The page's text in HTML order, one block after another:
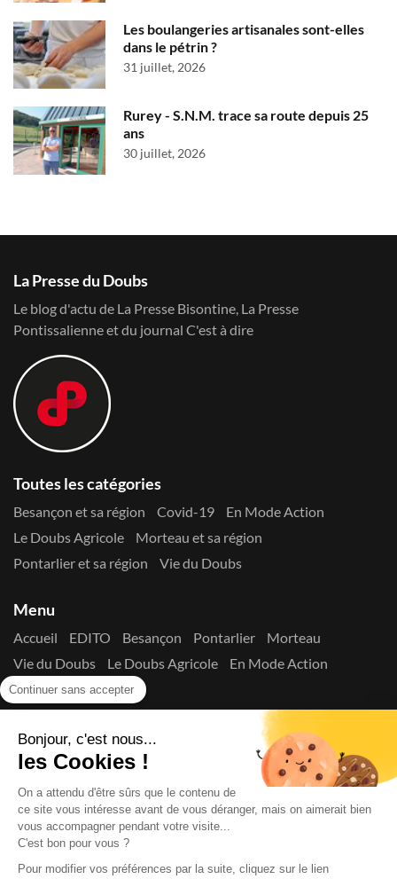
Continuer sans accepter
Bonjour, c'est nous...
les Cookies !
On a attendu d'être sûrs que le contenu de
ce site vous intéresse avant de vous déranger, mais on aimerait bien
vous accompagner pendant votre visite...
C'est bon pour vous ?
Pour modifier vos préférences par la suite, cliquez sur le lien
Les boulangeries artisanales sont-elles
dans le pétrin ?
31 juillet, 2026
Rurey - S.N.M. trace sa route depuis 25
ans
30 juillet, 2026
La Presse du Doubs
Le blog d'actu de La Presse Bisontine, La Presse
Pontissalienne et du journal C'est à dire
Toutes les catégories
Besançon et sa région Covid-19
En Mode Action
Le Doubs Agricole
Morteau et sa région
Pontarlier et sa région
Vie du Doubs
Menu
Accueil EDITO Besançon Pontarlier
Morteau
Vie du Doubs
Le Doubs Agricole
En Mode Action
Contactez-nous !
Suivez-nous sur les réseaux
Copyright © 2026 La Presse du Doubs
2725-8165 - N° de commission paritaire : 1125 Y 94392